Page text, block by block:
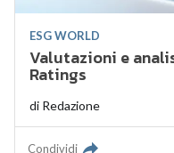
ESG WORLD
Valutazioni e
Ratings
di Redazione
Condividi